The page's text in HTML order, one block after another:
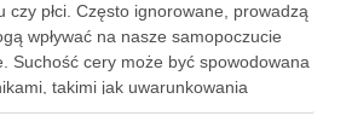
czy płci. Często ignorowane, prowadzą
wpływać na nasze samopoczucie
Suchość cery może być spowodowana
takimi jak uwarunkowania
a nawet zanieczyszczenia